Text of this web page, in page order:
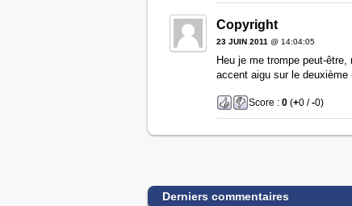
Copyright
23 JUIN 2011 @ 14:04:05
Heu je me trompe peut-
accent aigu sur le deuxième
Score : 0(+0 /-0)
Derniers commentaires